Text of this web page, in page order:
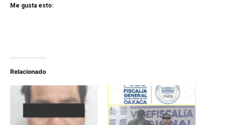
Me gusta esto:
Relacionado